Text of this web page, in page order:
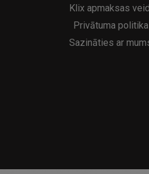
Klix apmaksas
Privātuma politika
Sazināties ar